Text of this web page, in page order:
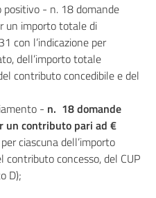
- n. 18 domande
un importo totale di
con l’indicazione per
dell’importo totale
contributo concedibile e del
- n. 18 domande
un contributo pari ad €
ciascuna dell’importo
concesso, del CUP
D);